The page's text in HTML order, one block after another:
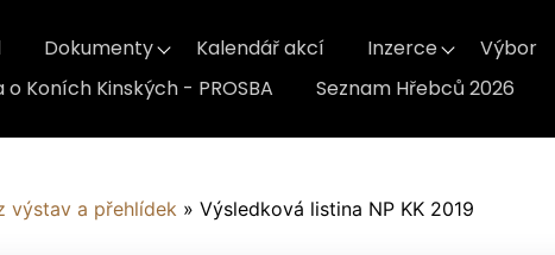
Dokumenty Kalendář akcí Inzerce Výbor
o Koních Kinských - PROSBA
Seznam Hřebců 2026
výstav a přehlídek » Výsledková listina NP KK 2019